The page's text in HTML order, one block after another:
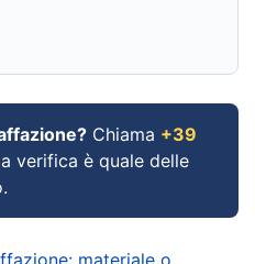
Chiama +39
verifica è quale delle
materiale o